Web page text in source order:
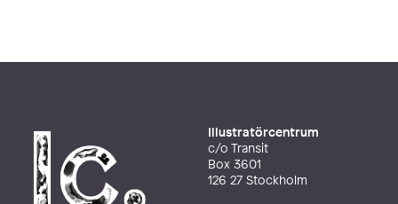
Illustratörcentrum
c/o Transit
Box 3601
126 27 Stockholm